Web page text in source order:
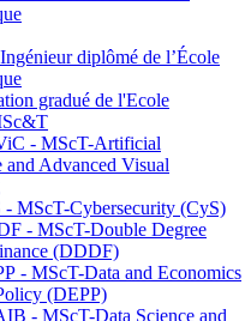
diplômé de l’École
gradué de l'Ecole
- MScT-Artificial
and Advanced Visual
MScT-Cybersecurity (CyS)
- MScT-Double Degree
(DDDF)
- MScT-Data and Economics
(DEPP)
- MScT-Data Science and